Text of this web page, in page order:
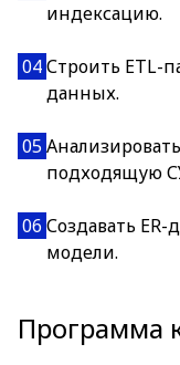
индексацию.
04Строить ETL-
данных.
05
подходящую
06 Создавать
модели.
Программа